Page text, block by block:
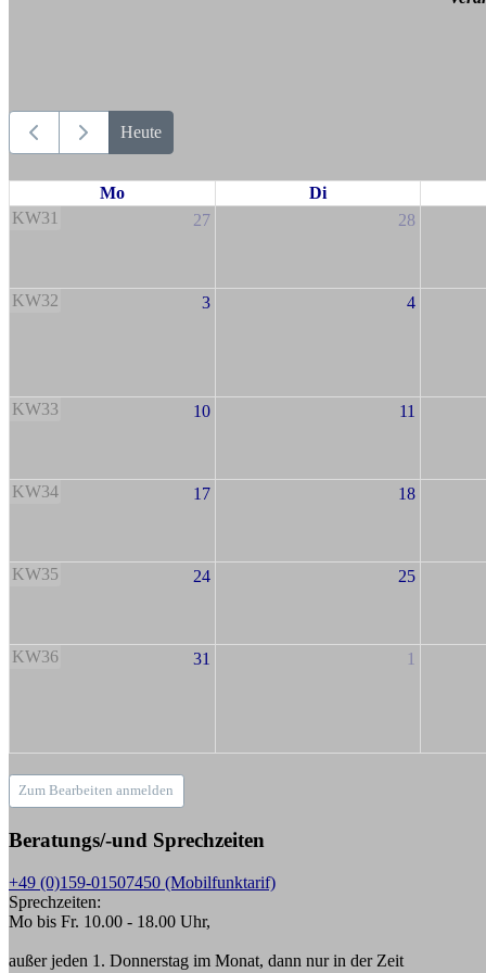
Heute
Mo
Di
KW31
27 28
KW32 3 4
KW33 10 11
KW34 17 18
KW35 24 25
KW36 31 1
Zum Bearbeiten anmelden
Beratungs/-und Sprechzeiten
+49 (0)159-01507450 (Mobilfunktarif)
Sprechzeiten:
Mo bis Fr. 10.00 - 18.00 Uhr,
außer jeden 1. Donnerstag im Monat, dann nur in der Zeit